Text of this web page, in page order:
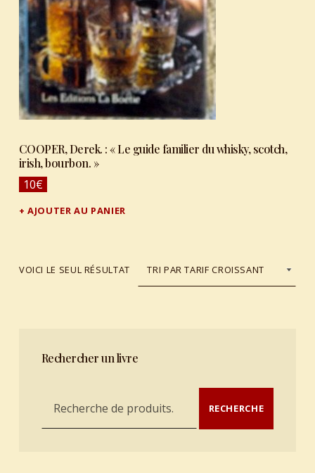
COOPER, Derek. : « Le guide familier du whisky, scotch,
irish, bourbon. »
10€
AJOUTER AU PANIER
VOICI LE SEUL RÉSULTAT
Rechercher un livre
Recherche pour : RECHERCHE